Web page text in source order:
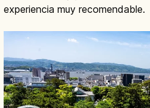
experiencia muy recomendable.